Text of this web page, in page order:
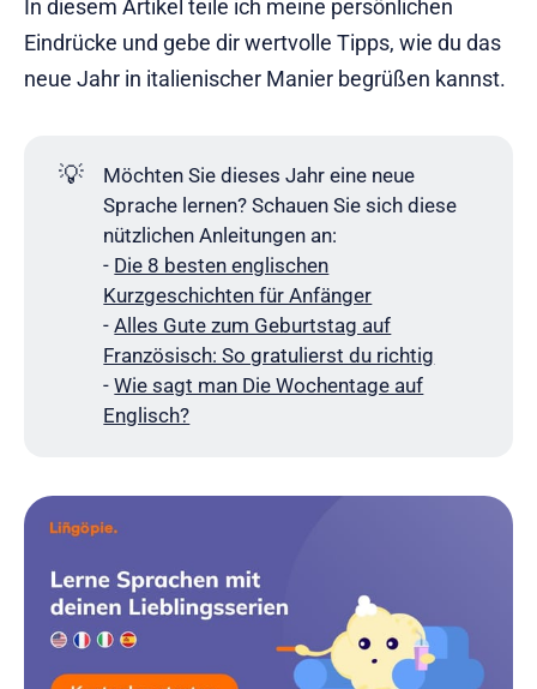
In diesem Artikel teile ich meine persönlichen
Eindrücke und gebe dir wertvolle Tipps, wie du das
neue Jahr in italienischer Manier begrüßen kannst.
💡
Möchten Sie dieses Jahr eine neue
Sprache lernen? Schauen Sie sich diese
nützlichen Anleitungen an:
- Die 8 besten englischen
Kurzgeschichten für Anfänger
-Alles Gute zum Geburtstag auf
Französisch: So gratulierst du richtig
-Wie sagt man Die Wochentage auf
Englisch?